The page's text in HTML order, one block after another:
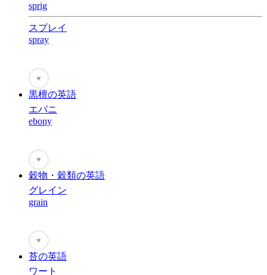
sprig
スプレイ
spray
♥
黒檀の英語
エバニ
ebony
♥
穀物・穀類の英語
グレイン
grain
♥
苔の英語
ワート